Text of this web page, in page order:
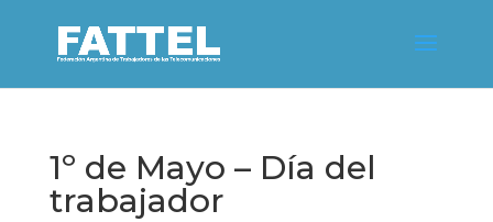
1º de Mayo – Día del
trabajador